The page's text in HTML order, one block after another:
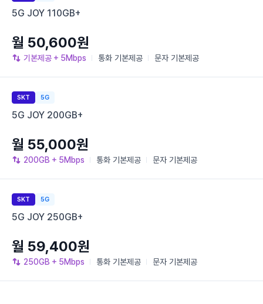
5G JOY 110GB+
기본제공 + 5Mbps 통화 기본제공 문자 기본제공
월 50,600원
SKT 5G
5G JOY 200GB+
200GB + 5Mbps 통화 기본제공 문자 기본제공
월 55,000원
SKT 5G
5G JOY 250GB+
250GB + 5Mbps 통화 기본제공 문자 기본제공
월 59,400원